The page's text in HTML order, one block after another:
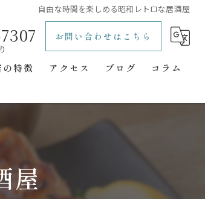
自由な時間を楽しめる昭和レトロな居酒屋
お問い合わせはこちら
の特徴
飲み
会
アクセス ブログ コラム
屋